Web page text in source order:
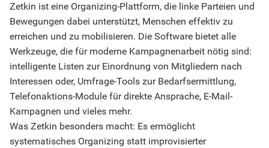
Zetkin ist eine Organizing-Plattform, die linke Parteien und
Bewegungen dabei unterstützt, Menschen effektiv zu
erreichen und zu mobilisieren. Die Software bietet alle
Werkzeuge, die für moderne Kampagnenarbeit nötig sind:
intelligente Listen zur Einordnung von Mitgliedern nach
Interessen oder, Umfrage-Tools zur Bedarfsermittlung,
Telefonaktions-Module für direkte Ansprache, E-Mail-
Kampagnen und vieles mehr.
Was Zetkin besonders macht: Es ermöglicht
systematisches Organizing statt improvisierter